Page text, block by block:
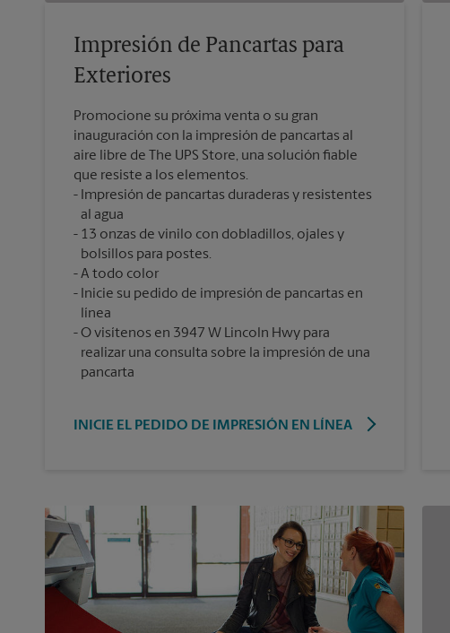
Impresión de Pancartas para
Exteriores
Promocione su próxima venta o su gran
inauguración con la impresión de pancartas al
aire libre de The UPS Store, una solución fiable
que resiste a los elementos.
Impresión de pancartas duraderas y resistentes
al agua
13 onzas de vinilo con dobladillos, ojales y
bolsillos para postes.
A todo color
Inicie su pedido de impresión de pancartas en
línea
O visítenos en 3947 W Lincoln Hwy para
realizar una consulta sobre la impresión de una
pancarta
INICIE EL PEDIDO DE IMPRESIÓN EN LÍNEA